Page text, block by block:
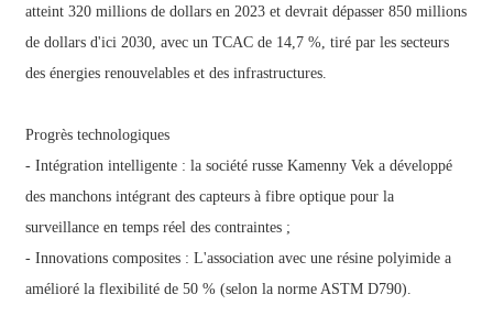
atteint 320 millions de dollars en 2023 et devrait dépasser 850 millions
de dollars d'ici 2030, avec un TCAC de 14,7 %, tiré par les secteurs
des énergies renouvelables et des infrastructures.
Progrès technologiques
- Intégration intelligente : la société russe Kamenny Vek a développé
des manchons intégrant des capteurs à fibre optique pour la
surveillance en temps réel des contraintes ;
- Innovations composites : L'association avec une résine polyimide a
amélioré la flexibilité de 50 % (selon la norme ASTM D790).